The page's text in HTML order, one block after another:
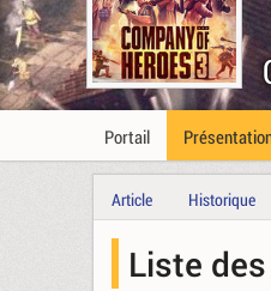
Portail
Article Historique
Liste